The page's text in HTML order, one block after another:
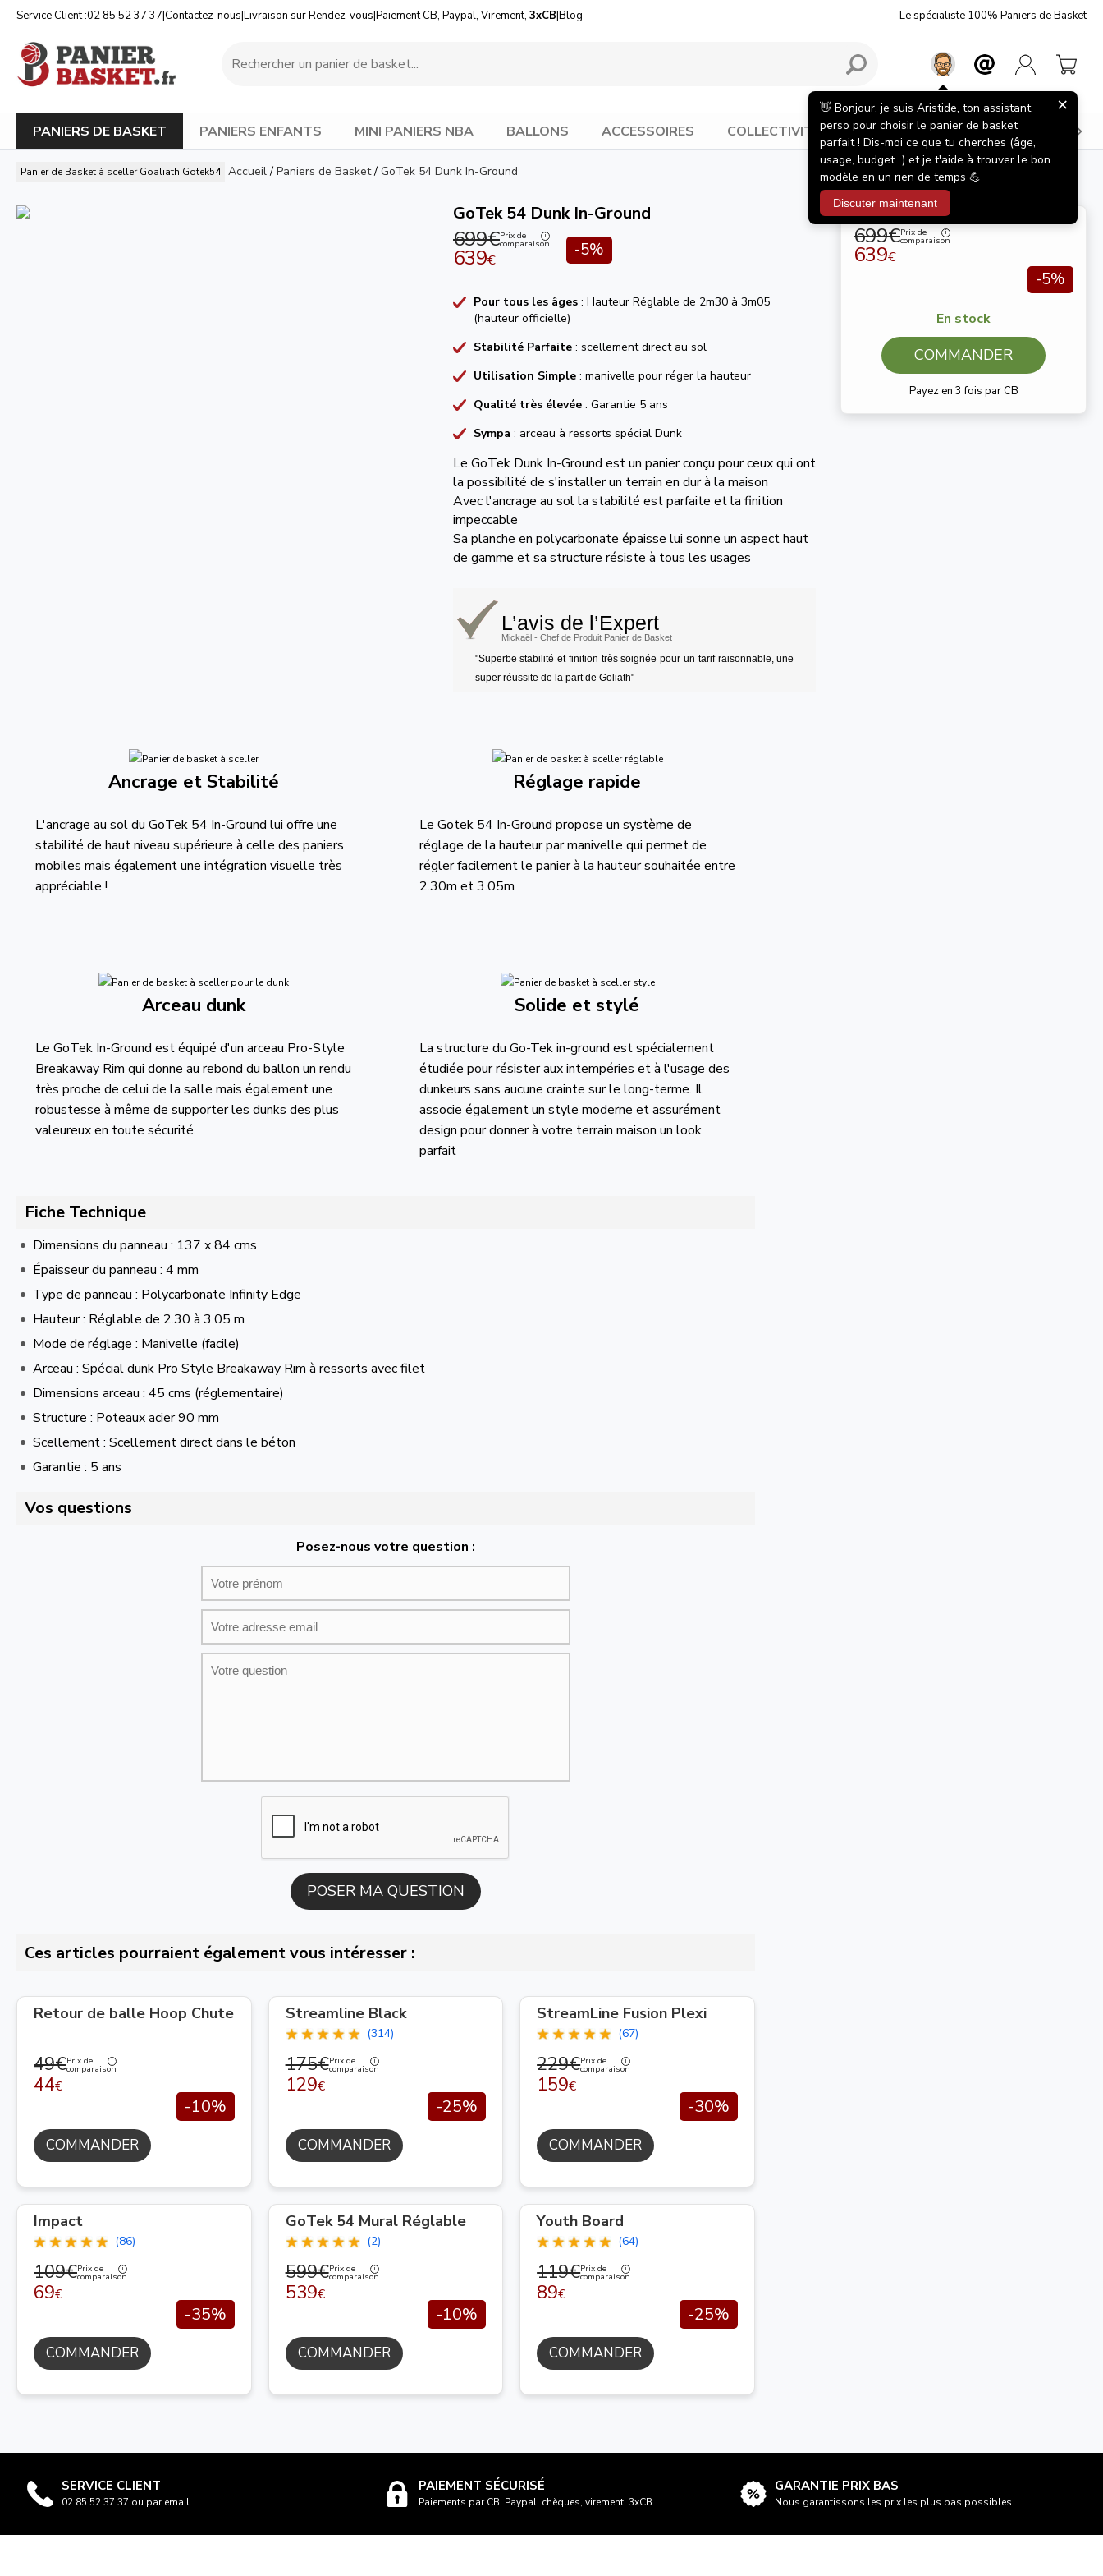
Service Client :02 85 52 37 37|Contactez-nous|Livraison sur Rendez-vous|Paiement CB, Paypal, Virement, 3xCB|Blog Le spécialiste 100% Paniers de Basket
PANIERS DE BASKET PANIERS ENFANTS MINI PANIERS NBA BALLONS ACCESSOIRES COLLECTIVITÉS BONS PLANS INSPIRATIONS
Panier de Basket à sceller Goaliath Gotek54 Accueil/ Paniers de Basket/ GoTek 54 Dunk In-Ground
699€Prix de
comparaison
639€
-5%
En stock
COMMANDER
Payez en 3 fois par CB
GoTek 54 Dunk In-Ground
699€Prix de
comparaison
639€ -5%
Pour tous les âges : Hauteur Réglable de 2m30 à 3m05
(hauteur officielle)
Stabilité Parfaite : scellement direct au sol
Utilisation Simple : manivelle pour réger la hauteur
Qualité très élevée : Garantie 5 ans
Sympa : arceau à ressorts spécial Dunk
Le GoTek Dunk In-Ground est un panier conçu pour ceux qui ont
la possibilité de s'installer un terrain en dur à la maison
Avec l'ancrage au sol la stabilité est parfaite et la finition
impeccable
Sa planche en polycarbonate épaisse lui sonne un aspect haut
de gamme et sa structure résiste à tous les usages
L’avis de l’Expert
Mickaël - Chef de Produit Panier de Basket
"Superbe stabilité et finition très soignée pour un tarif raisonnable, une
super réussite de la part de Goliath"
Ancrage et Stabilité
L'ancrage au sol du GoTek 54 In-Ground lui offre une
stabilité de haut niveau supérieure à celle des paniers
mobiles mais également une intégration visuelle très
appréciable !
Réglage rapide
Le Gotek 54 In-Ground propose un système de
réglage de la hauteur par manivelle qui permet de
régler facilement le panier à la hauteur souhaitée entre
2.30m et 3.05m
Arceau dunk
Le GoTek In-Ground est équipé d'un arceau Pro-Style
Breakaway Rim qui donne au rebond du ballon un rendu
très proche de celui de la salle mais également une
robustesse à même de supporter les dunks des plus
valeureux en toute sécurité.
Solide et stylé
La structure du Go-Tek in-ground est spécialement
étudiée pour résister aux intempéries et à l'usage des
dunkeurs sans aucune crainte sur le long-terme. Il
associe également un style moderne et assurément
design pour donner à votre terrain maison un look
parfait
Fiche Technique
Dimensions du panneau : 137 x 84 cms
Épaisseur du panneau : 4 mm
Type de panneau : Polycarbonate Infinity Edge
Hauteur : Réglable de 2.30 à 3.05 m
Mode de réglage : Manivelle (facile)
Arceau : Spécial dunk Pro Style Breakaway Rim à ressorts avec filet
Dimensions arceau : 45 cms (réglementaire)
Structure : Poteaux acier 90 mm
Scellement : Scellement direct dans le béton
Garantie : 5 ans
Vos questions
Posez-nous votre question :
Ces articles pourraient également vous intéresser :
Retour de balle Hoop Chute
49€Prix de
comparaison
44€
-10%
COMMANDER
Streamline Black
(314)
175€Prix de
comparaison
129€
-25%
COMMANDER
StreamLine Fusion Plexi
(67)
229€Prix de
comparaison
159€
-30%
COMMANDER
Impact
(86)
109€Prix de
comparaison
69€
-35%
COMMANDER
GoTek 54 Mural Réglable
(2)
599€Prix de
comparaison
539€
-10%
COMMANDER
Youth Board
(64)
119€Prix de
comparaison
89€
-25%
COMMANDER
SERVICE CLIENT
02 85 52 37 37 ou par email
PAIEMENT SÉCURISÉ
Paiements par CB, Paypal, chèques, virement, 3xCB...
GARANTIE PRIX BAS
Nous garantissons les prix les plus bas possibles
👋 Bonjour, je suis Aristide, ton assistant
perso pour choisir le panier de basket
parfait ! Dis-moi ce que tu cherches (âge,
usage, budget...) et je t'aide à trouver le bon
modèle en un rien de temps 💪
Discuter maintenant
×